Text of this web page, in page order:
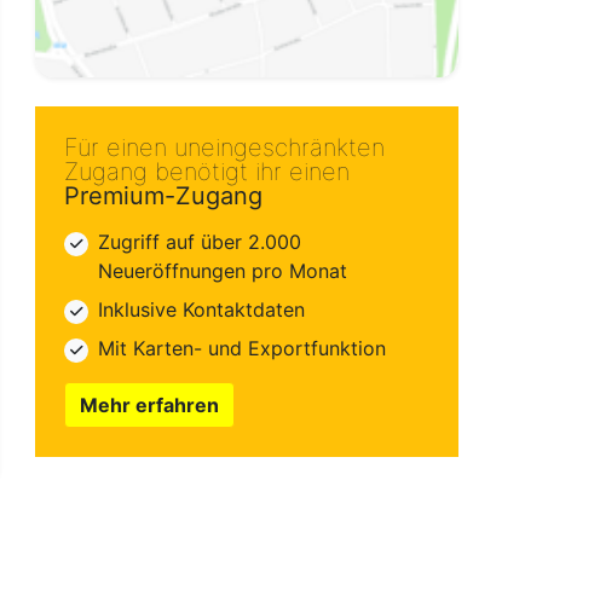
Für einen uneingeschränkten
Zugang benötigt ihr einen
Premium-Zugang
Zugriff auf über 2.000
Neueröffnungen pro Monat
Inklusive Kontaktdaten
Mit Karten- und Exportfunktion
Mehr erfahren